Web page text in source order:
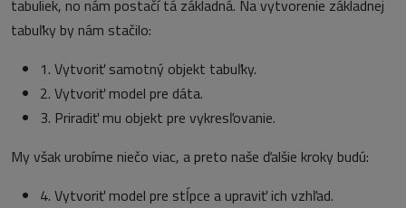
tabuliek, no nám postačí tá základná. Na vytvorenie základnej
tabuľky by nám stačilo:
1. Vytvoriť samotný objekt tabuľky.
2. Vytvoriť model pre dáta.
3. Priradiť mu objekt pre vykresľovanie.
My však urobíme niečo viac, a preto naše ďalšie kroky budú:
4. Vytvoriť model pre stĺpce a upraviť ich vzhľad.